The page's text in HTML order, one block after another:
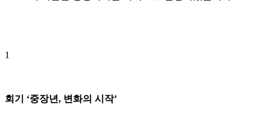
1
회기 ‘중장년, 변화의 시작’